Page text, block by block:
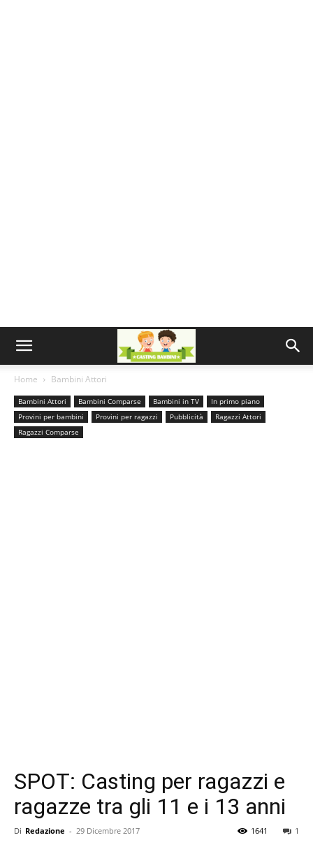
Home Bambini Attori
Bambini Attori Bambini Comparse Bambini in TV
In primo piano
Provini per bambini
Provini per ragazzi Pubblicità
Ragazzi Attori
Ragazzi Comparse
SPOT: Casting per ragazzi e
ragazze tra gli 11 e i 13 anni
Di Redazione - 29 Dicembre 2017 1
1641